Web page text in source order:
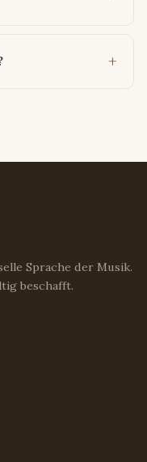
Sprache der Musik.
beschafft.